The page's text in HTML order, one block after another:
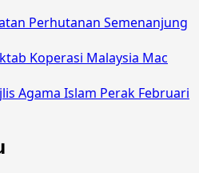
Perhutanan Semenanjung
Koperasi Malaysia Mac
Agama Islam Perak Februari